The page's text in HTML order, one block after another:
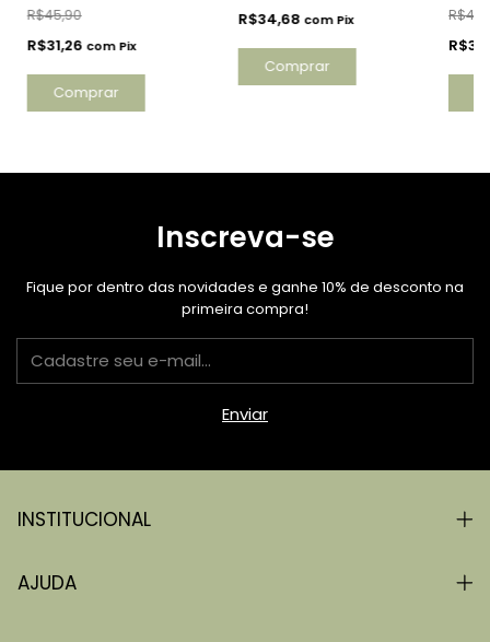
R$45,90
R$31,26 comPix
R$34,68 com Pix
Inscreva-se
Fique por dentro das novidades e ganhe 10% de desconto na
primeira compra!
INSTITUCIONAL
AJUDA